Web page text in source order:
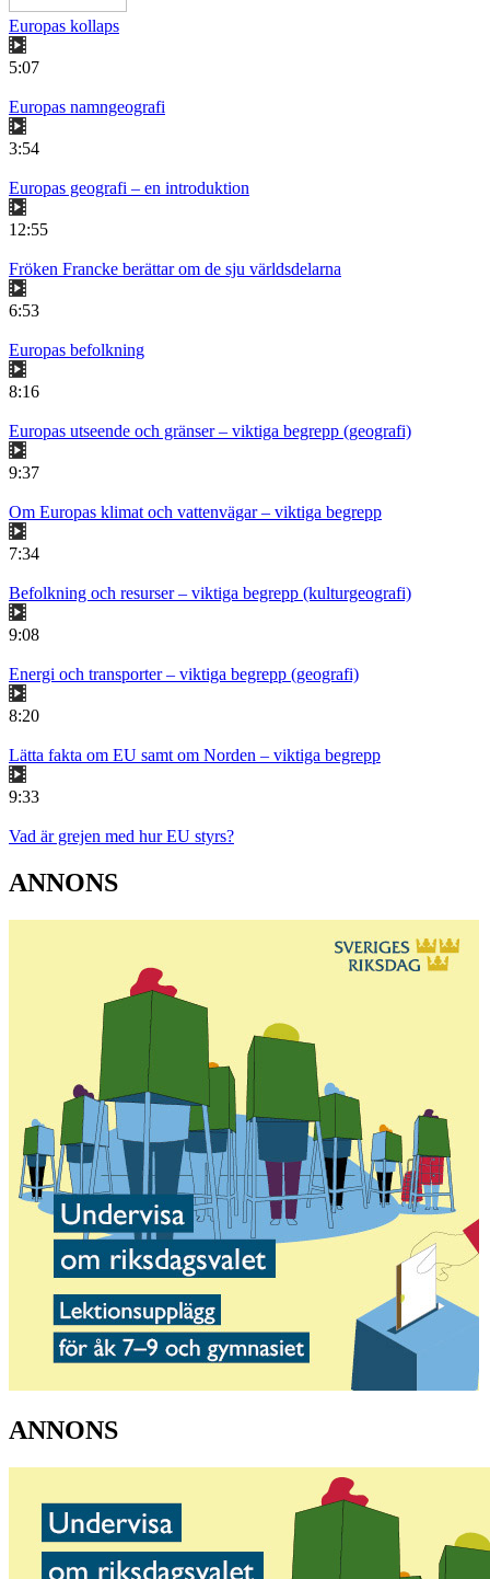
Europas kollaps
5:07
Europas namngeografi
3:54
Europas geografi – en introduktion
12:55
Fröken Francke berättar om de sju världsdelarna
6:53
Europas befolkning
8:16
Europas utseende och gränser – viktiga begrepp (geografi)
9:37
Om Europas klimat och vattenvägar – viktiga begrepp
7:34
Befolkning och resurser – viktiga begrepp (kulturgeografi)
9:08
Energi och transporter – viktiga begrepp (geografi)
8:20
Lätta fakta om EU samt om Norden – viktiga begrepp
9:33
Vad är grejen med hur EU styrs?
ANNONS
ANNONS